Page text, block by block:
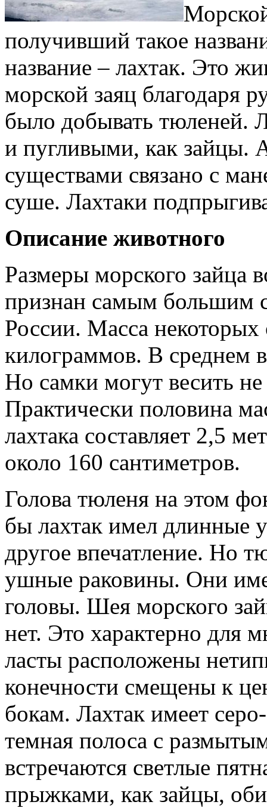
получивший такое
название – лахтак. Это
морской заяц благодаря
было добывать тюленей.
и пугливыми, как зайцы.
существами связано с
суше. Лахтаки
Описание животного
Размеры морского зайца
признан самым большим
России. Масса некоторых
килограммов. В среднем
Но самки могут весить
Практически половина
лахтака составляет 2,5
около 160 сантиметров.
Голова тюленя на этом
бы лахтак имел длинные
другое впечатление. Но
ушные раковины. Они
головы. Шея морского
нет. Это характерно для
ласты расположены
конечности смещены к
бокам. Лахтак имеет
темная полоса с
встречаются светлые
прыжками, как зайцы,